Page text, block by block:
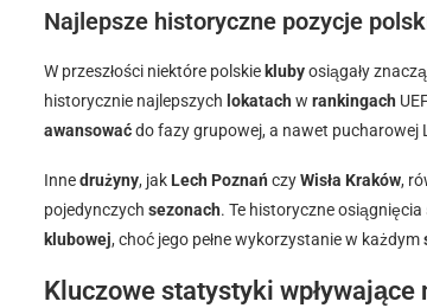
Najlepsze historyczne pozycje
W przeszłości niektóre polskie klubyosiągały
historycznie najlepszych lokatach w rankingach
awansowaćdo fazy grupowej, a nawet pucharowej
Innedrużyny, jak Lech Poznań czyWisła Kraków,
pojedynczych sezonach. Te historyczne
klubowej, choć jego pełne wykorzystanie w każdym
Kluczowe statystyki